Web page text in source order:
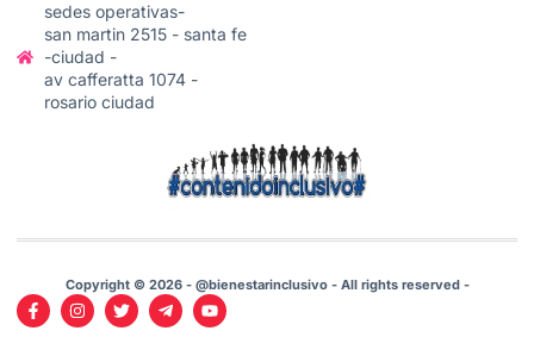
sedes operativas-
san martin 2515 - santa fe
-ciudad -
av cafferatta 1074 -
rosario ciudad
Copyright © 2026 - @bienestarinclusivo - All rights reserved -